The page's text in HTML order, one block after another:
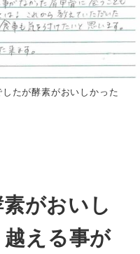
したが酵素がおいしかった
がおいし
える事が